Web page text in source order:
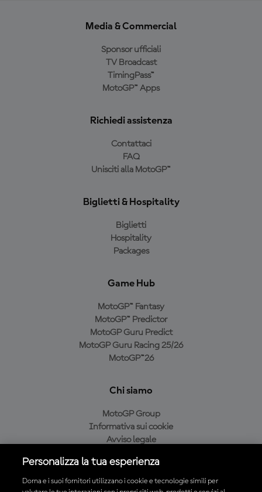
Media & Commercial
Sponsor ufficiali
TV Broadcast
TimingPass™
MotoGP™ Apps
Richiedi assistenza
Contattaci
FAQ
Unisciti alla MotoGP™
Biglietti & Hospitality
Biglietti
Hospitality
Packages
Game Hub
MotoGP™ Fantasy
MotoGP™ Predictor
MotoGP Guru Predict
MotoGP Guru Racing 25/26
MotoGP™26
Chi siamo
MotoGP Group
Informativa sui cookie
Avviso legale
Condizioni di acquisto
Personalizza la tua esperienza
Dorna e i suoi fornitori utilizzano i cookie e tecnologie simili per